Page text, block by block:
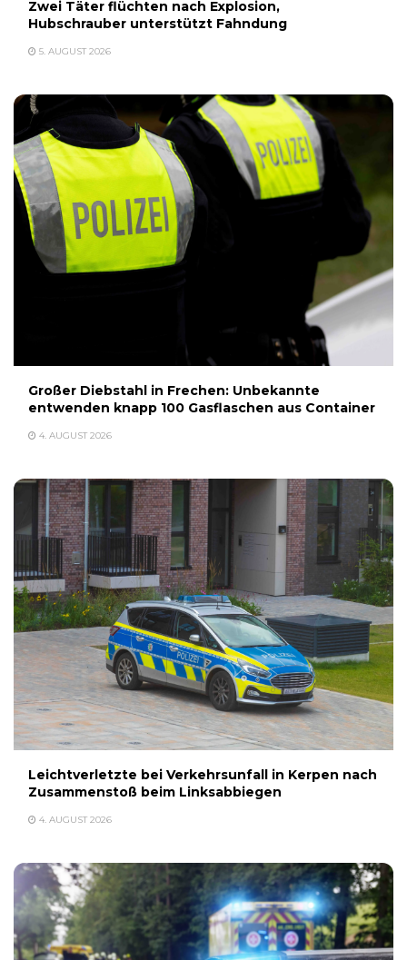
Zwei Täter flüchten nach Explosion,
Hubschrauber unterstützt Fahndung
5. AUGUST 2026
Großer Diebstahl in Frechen: Unbekannte
entwenden knapp 100 Gasflaschen aus Container
4. AUGUST 2026
Leichtverletzte bei Verkehrsunfall in Kerpen nach
Zusammenstoß beim Linksabbiegen
4. AUGUST 2026